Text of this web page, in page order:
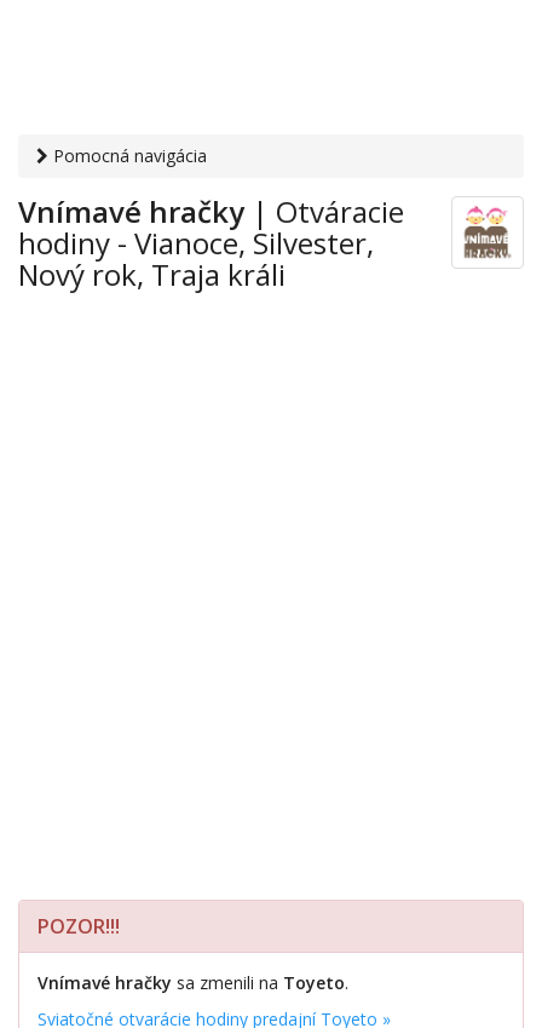
Pomocná navigácia
Nový rok, Traja králi› Vnímavé hračky
Vnímavé hračky| Otváracie
hodiny - Vianoce, Silvester,
Nový rok, Traja králi
POZOR!!!
Vnímavé hračky sa zmenili na Toyeto.
Sviatočné otvarácie hodiny predajní Toyeto »